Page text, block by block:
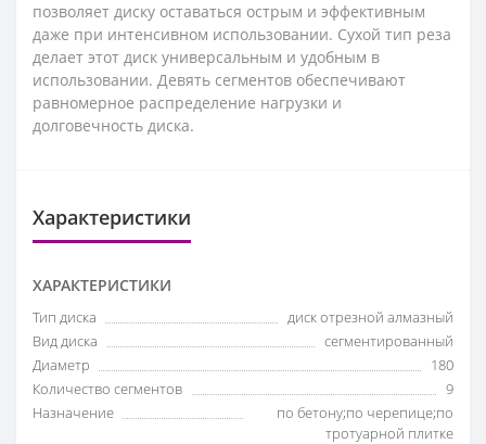
позволяет диску оставаться острым и эффективным
даже при интенсивном использовании. Сухой тип реза
делает этот диск универсальным и удобным в
использовании. Девять сегментов обеспечивают
равномерное распределение нагрузки и
долговечность диска.
Характеристики
ХАРАКТЕРИСТИКИ
Тип диска
диск отрезной алмазный
Вид диска
сегментированный
Диаметр
180
Количество сегментов
9
Назначение
по бетону;по черепице;по
тротуарной плитке